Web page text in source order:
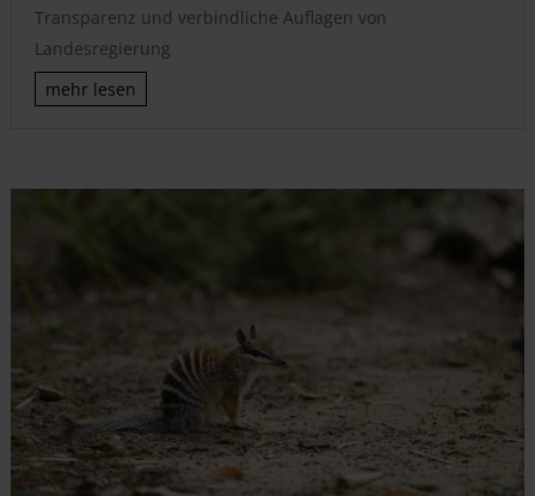
Transparenz und verbindliche Auflagen von
Landesregierung
mehr lesen